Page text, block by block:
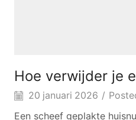
Hoe verwijder je
20 januari 2026 /
Een scheef geplakte